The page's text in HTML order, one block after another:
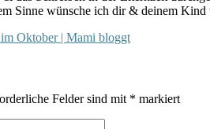
Sinne wünsche ich dir & deinem
Oktober | Mami bloggt
Felder sind mit * markiert